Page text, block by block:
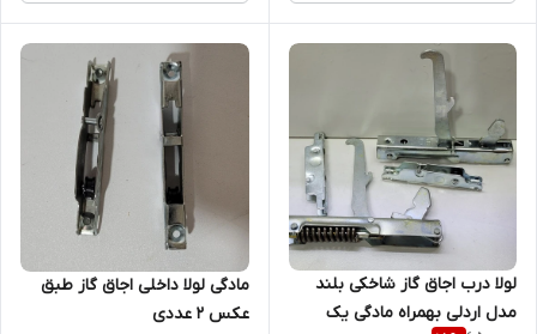
لولا درب اجاق گاز شاخکی بلند
مدل اردلی بهمراه مادگی یک
مادگی لولا داخلی اجاق گاز طبق
عکس 2 عددی